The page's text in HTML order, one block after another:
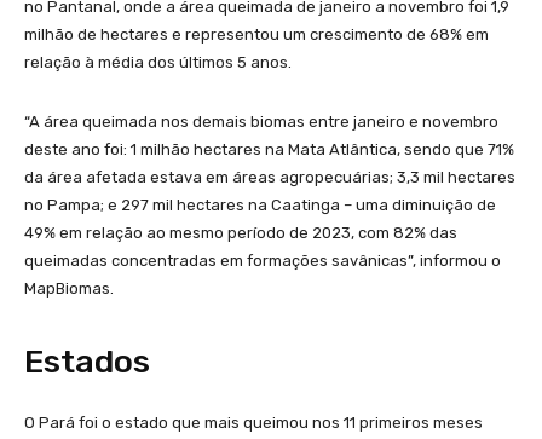
no Pantanal, onde a área queimada de janeiro a novembro foi 1,9
milhão de hectares e representou um crescimento de 68% em
relação à média dos últimos 5 anos.
“A área queimada nos demais biomas entre janeiro e novembro
deste ano foi: 1 milhão hectares na Mata Atlântica, sendo que 71%
da área afetada estava em áreas agropecuárias; 3,3 mil hectares
no Pampa; e 297 mil hectares na Caatinga – uma diminuição de
49% em relação ao mesmo período de 2023, com 82% das
queimadas concentradas em formações savânicas”, informou o
MapBiomas.
Estados
O Pará foi o estado que mais queimou nos 11 primeiros meses